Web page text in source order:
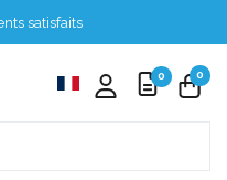
satisfaits
0 0